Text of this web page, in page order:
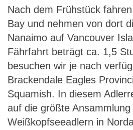
Nach dem Frühstück
Bay und nehmen von dort
Nanaimo auf Vancouver
Fährfahrt beträgt ca. 1,5
besuchen wir je nach
Brackendale Eagles
Squamish. In diesem
auf die größte Ansammlung
Weißkopfseeadlern in